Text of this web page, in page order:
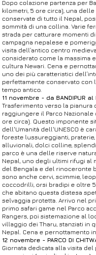
Dopo colazione partenza per
kilometri, 5 ore circa), una
conservate di tutto il Nepal,
sommità di una collina. Varie
strada per catturare momenti
campagna nepalese e
visita dell’antico centro
considerato come la massima
cultura Newari. Cena e
uno dei più caratteristici
perfettamente conservato con
tempo antico.
11 novembre - da BANDIPUR al
Trasferimento verso la pianura
raggiungere il Parco Nazionale
ore circa). Questo imponente
dell'Umanità dell'UNESCO è
foreste lussureggianti,
alluvionali, dolci colline,
parco è una delle riserve
Nepal, uno degli ultimi rifugi al
del Bengala e del rinoceronte
sono anche cervi, scimmie,
coccodrilli, orsi bradipi e oltre
che abitano questa distesa
selvaggia protetta. Arrivo nel
primo safari game nel Parco
Rangers, poi sistemazione al
villaggio dei Tharu, stanziati in
Nepal. Cena e pernottamento
12 novembre - PARCO DI
Giornata dedicata alla visita